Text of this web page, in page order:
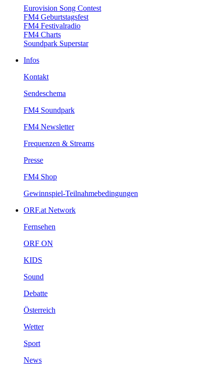
EurovisionSongContest
FM4Geburtstagsfest
FM4Festivalradio
FM4Charts
SoundparkSuperstar
Infos
Kontakt
Sendeschema
FM4Soundpark
FM4Newsletter
Frequenzen&Streams
Presse
FM4Shop
Gewinnspiel-Teilnahmebedingungen
ORF.atNetwork
Fernsehen
ORFON
KIDS
Sound
Debatte
Österreich
Wetter
Sport
News